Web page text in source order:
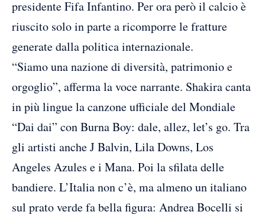
presidente Fifa Infantino. Per ora però il calcio è
riuscito solo in parte a ricomporre le fratture
generate dalla politica internazionale.
“Siamo una nazione di diversità, patrimonio e
orgoglio”, afferma la voce narrante. Shakira canta
in più lingue la canzone ufficiale del Mondiale
“Dai dai” con Burna Boy: dale, allez, let’s go. Tra
gli artisti anche J Balvin, Lila Downs, Los
Angeles Azules e i Mana. Poi la sfilata delle
bandiere. L’Italia non c’è, ma almeno un italiano
sul prato verde fa bella figura: Andrea Bocelli si